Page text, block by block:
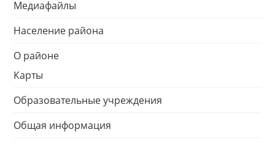
Медиафайлы
Население района
О районе
Карты
Образовательные учреждения
Общая информация